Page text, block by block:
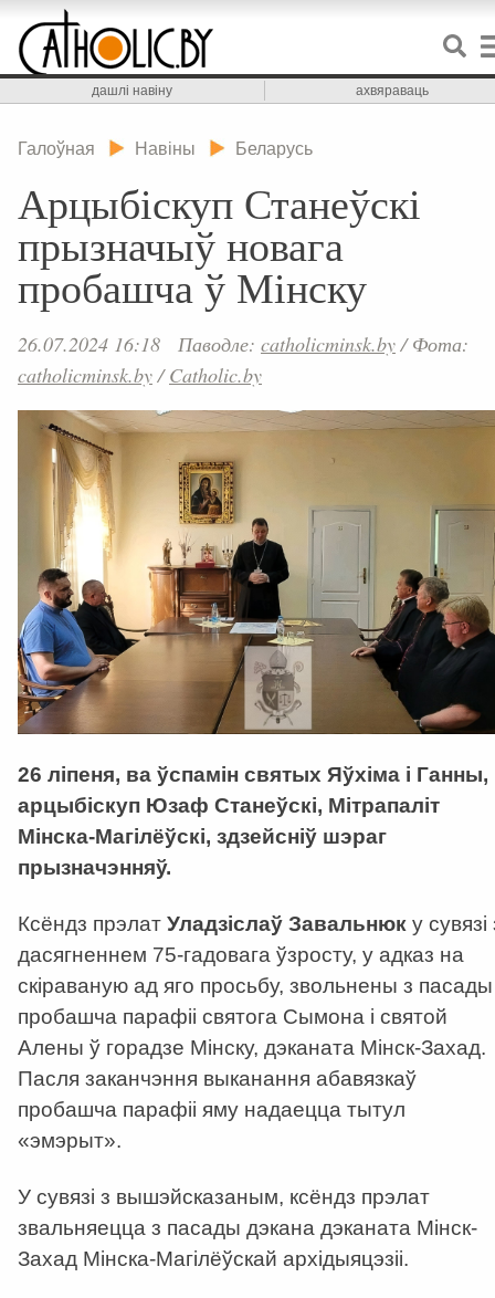
дашлі навіну ахвяраваць
Галоўная Навіны Беларусь
Арцыбіскуп Станеўскі
прызначыў новага
пробашча ў Мінску
26.07.2024 16:18 Паводле: catholicminsk.by/Фота:
catholicminsk.by/Catholic.by
26 ліпеня, ва ўспамін святых Яўхіма і Ганны,
арцыбіскуп Юзаф Станеўскі, Мітрапаліт
Мінска-Магілёўскі, здзейсніў шэраг
прызначэнняў.
Ксёндз прэлат Уладзіслаў Завальнюк у сувязі
дасягненнем 75-гадовага ўзросту, у адказ на
скіраваную ад яго просьбу, звольнены з пасады
пробашча парафіі святога Сымона і святой
Алены ў горадзе Мінску, дэканата Мінск-Захад.
Пасля заканчэння выканання абавязкаў
пробашча парафіі яму надаецца тытул
«эмэрыт».
У сувязі з вышэйсказаным, ксёндз прэлат
звальняецца з пасады дэкана дэканата Мінск-
Захад Мінска-Магілёўскай архідыяцэзіі.